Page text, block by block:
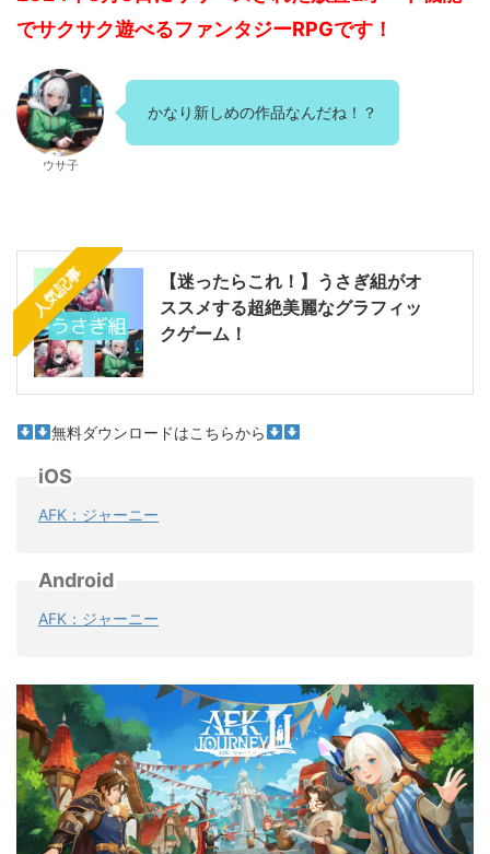
でサクサク遊べるファンタジーRPGです！
ウサ子
かなり新しめの作品なんだね！？
人気記事
【迷ったらこれ！】うさぎ組がオ
ススメする超絶美麗なグラフィッ
クゲーム！
無料ダウンロードはこちらから
iOS
AFK：ジャーニー
Android
AFK：ジャーニー